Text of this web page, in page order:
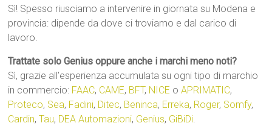
Sì! Spesso riusciamo a intervenire in giornata su Modena e
provincia: dipende da dove ci troviamo e dal carico di
lavoro.
Trattate solo Genius oppure anche i marchi meno noti?
Sì, grazie all’esperienza accumulata su ogni tipo di marchio
in commercio: FAAC, CAME, BFT, NICE oAPRIMATIC,
Proteco, Sea, Fadini, Ditec, Beninca, Erreka, Roger, Somfy,
Cardin,Tau, DEA Automazioni, Genius, GiBiDi.